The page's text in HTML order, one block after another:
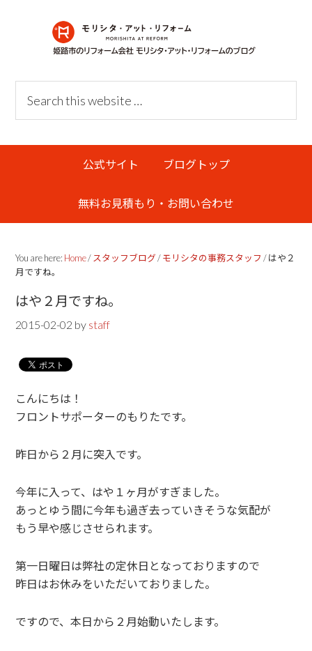
Header
Right
this
公式サイト ブログトップ
無料お見積もり・お問い合わせ
You are here: Home/ スタッフブログ /モリシタの事務スタッフ /はや２
月ですね。
はや２月ですね。
2015-02-02 by staff
こんにちは！
フロントサポーターのもりたです。
昨日から２月に突入です。
今年に入って、はや１ヶ月がすぎました。
あっとゆう間に今年も過ぎ去っていきそうな気配が
もう早や感じさせられます。
第一日曜日は弊社の定休日となっておりますので
昨日はお休みをいただいておりました。
ですので、本日から２月始動いたします。